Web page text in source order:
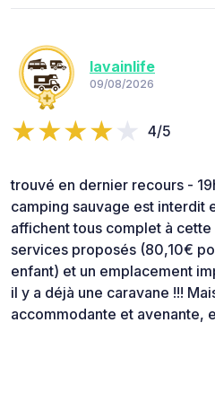
lavainlife
09/08/2026
4/5
trouvé en dernier recours -
camping sauvage est interdit
affichent tous complet à
services proposés (80,10€
enfant) et un emplacement
il y a déjà une caravane !!!
accommodante et avenante,